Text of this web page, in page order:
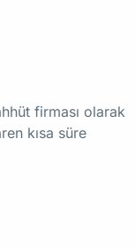
firması olarak
kısa süre